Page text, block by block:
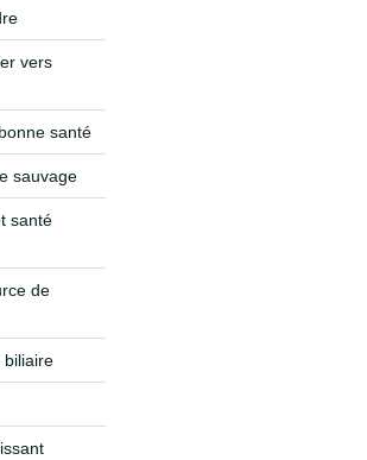
vers
santé
sauvage
santé
de
biliaire